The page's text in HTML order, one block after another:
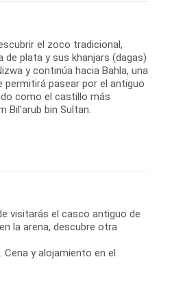
el zoco tradicional,
plata y sus khanjars (dagas)
y continúa hacia Bahla, una
permitirá pasear por el antiguo
como el castillo más
Bil'arub bin Sultan.
visitarás el casco antiguo de
la arena, descubre otra
y alojamiento en el